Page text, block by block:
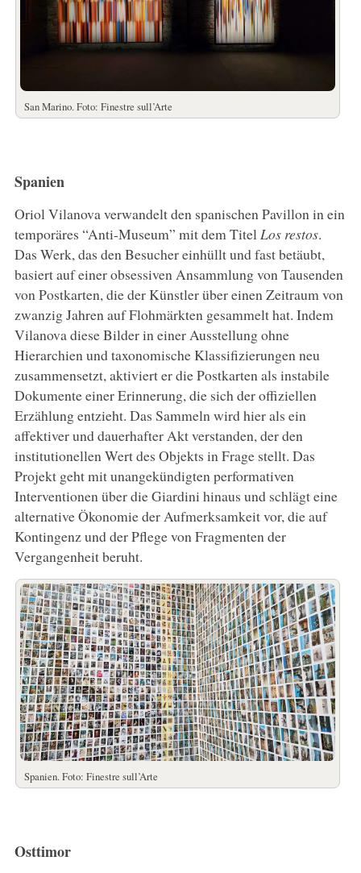
San Marino. Foto: Finestre sull’Arte
Spanien
Oriol Vilanova verwandelt den spanischen Pavillon in ein
temporäres “Anti-Museum” mit dem Titel Los restos.
Das Werk, das den Besucher einhüllt und fast betäubt,
basiert auf einer obsessiven Ansammlung von Tausenden
von Postkarten, die der Künstler über einen Zeitraum von
zwanzig Jahren auf Flohmärkten gesammelt hat. Indem
Vilanova diese Bilder in einer Ausstellung ohne
Hierarchien und taxonomische Klassifizierungen neu
zusammensetzt, aktiviert er die Postkarten als instabile
Dokumente einer Erinnerung, die sich der offiziellen
Erzählung entzieht. Das Sammeln wird hier als ein
affektiver und dauerhafter Akt verstanden, der den
institutionellen Wert des Objekts in Frage stellt. Das
Projekt geht mit unangekündigten performativen
Interventionen über die Giardini hinaus und schlägt eine
alternative Ökonomie der Aufmerksamkeit vor, die auf
Kontingenz und der Pflege von Fragmenten der
Vergangenheit beruht.
Spanien. Foto: Finestre sull’Arte
Osttimor